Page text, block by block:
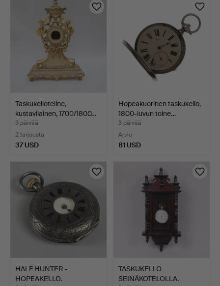
Taskukelloteline,
kustavilainen, 1700/1800…
3 päivää
2 tarjousta
37 USD
Hopeakuorinen taskukello,
1800-luvun toine…
3 päivää
Arvio
81 USD
HALF HUNTER -
HOPEAKELLO.
TASKUKELLO
SEINÄKOTELOLLA,